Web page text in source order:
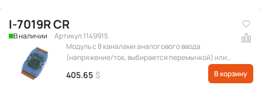
I-7019R CR
В наличии
Артикул 1149915
Модуль с 8 каналами аналогового ввода
(напряжение/ток, выбирается перемычкой) или
сигнала с термопары, с расширенным набором
подключаемых термопар, с защитой от
405.65 $ В корзину